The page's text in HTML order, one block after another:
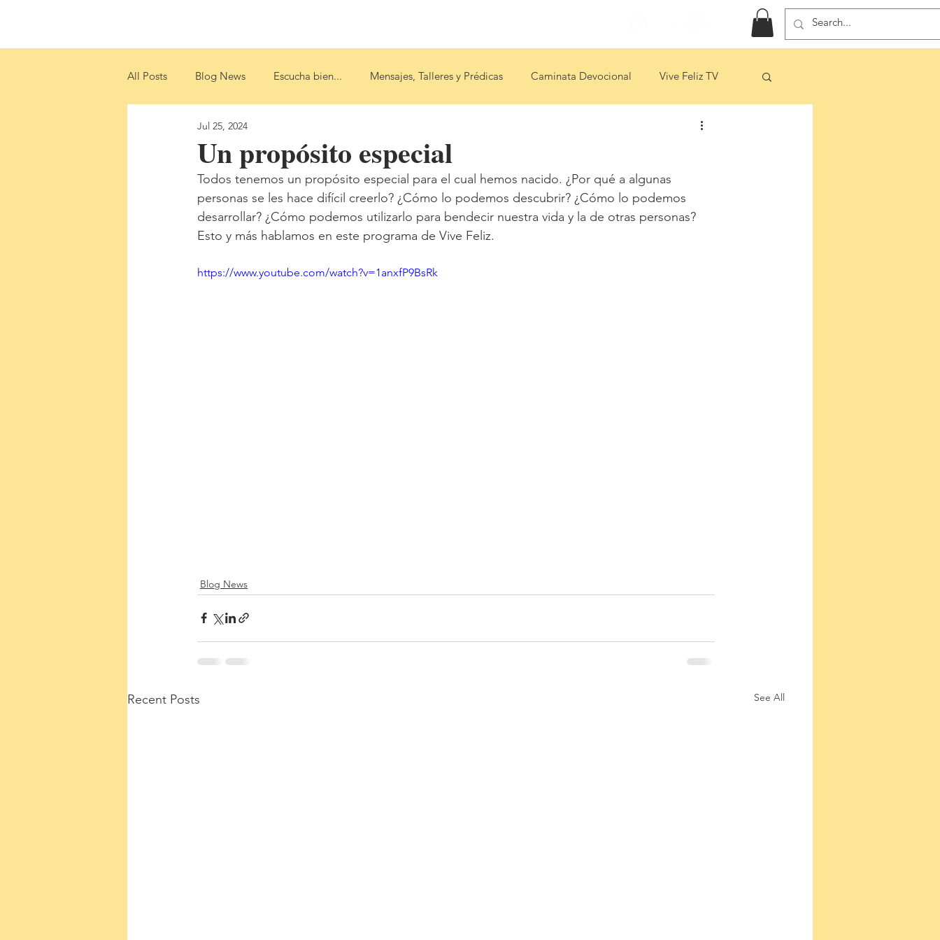
All Posts Blog News Escucha bien... Mensajes, Talleres y Prédicas Caminata Devocional Vive Feliz TV
Un propósito especial
Jul 25, 2024
Todos tenemos un propósito especial para el cual hemos nacido. ¿Por qué a algunas
personas se les hace difícil creerlo? ¿Cómo lo podemos descubrir? ¿Cómo lo podemos
desarrollar? ¿Cómo podemos utilizarlo para bendecir nuestra vida y la de otras personas?
Esto y más hablamos en este programa de Vive Feliz.
https://www.youtube.com/watch?v=1anxfP9BsRk
Blog News
Recent Posts See All